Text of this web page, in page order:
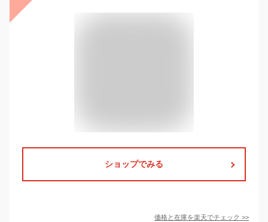
ショップでみる
価格と在庫を楽天でチェック >>